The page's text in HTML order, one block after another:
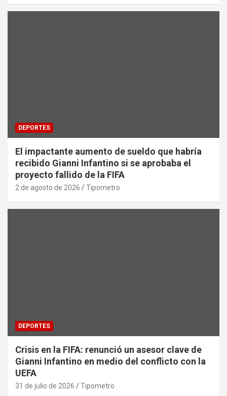
DEPORTES
El impactante aumento de sueldo que habría
recibido Gianni Infantino si se aprobaba el
proyecto fallido de la FIFA
2 de agosto de 2026 Tipometro
DEPORTES
Crisis en la FIFA: renunció un asesor clave de
Gianni Infantino en medio del conflicto con la
UEFA
31 de julio de 2026 Tipometro